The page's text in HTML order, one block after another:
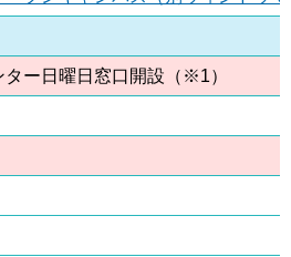
ー日曜日窓口開設（※1）